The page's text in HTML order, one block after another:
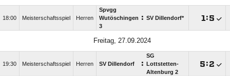
18:00 Meisterschaftsspiel Herren
Spvgg
Wutöschingen
3
: SV Dillendorf* :
Freitag, 27.09.2024
19:30 Meisterschaftsspiel Herren SV Dillendorf :
SG
Lottstetten-
Altenburg 2
: